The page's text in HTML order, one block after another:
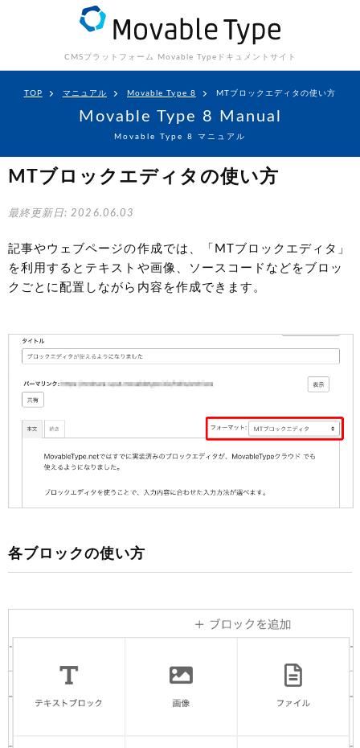
CMSプラットフォーム Movable Type ドキュメントサイト
TOP マニュアル Movable Type 8 MTブロックエディタの使い方
Movable Type 8 Manual
Movable Type 8 マニュアル
MTブロックエディタの使い方
最終更新日: 2026.06.03
記事やウェブページの作成では、「MTブロックエディタ」
を利用するとテキストや画像、ソースコードなどをブロッ
クごとに配置しながら内容を作成できます。
各ブロックの使い方